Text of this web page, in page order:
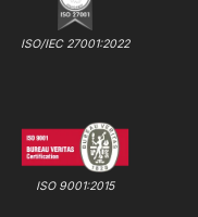
ISO/IEC 27001:2022
ISO 9001:2015